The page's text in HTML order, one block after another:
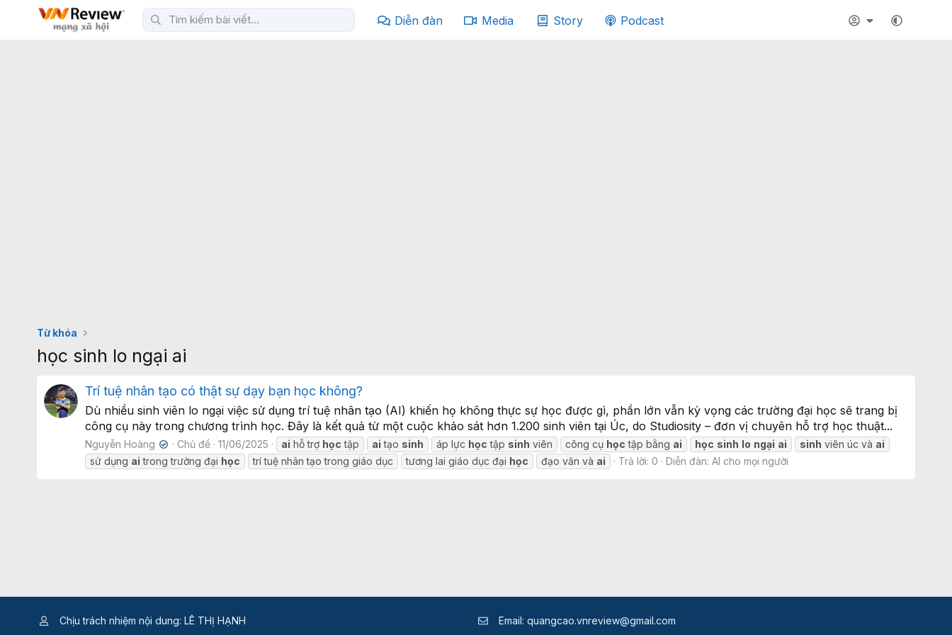
Diễn đàn Media Story Podcast
Từ khóa
học sinh lo ngại ai
Trí tuệ nhân tạo có thật sự dạy bạn học không?
Dù nhiều sinh viên lo ngại việc sử dụng trí tuệ nhân tạo (AI) khiến họ không thực sự học được gì, phần lớn vẫn kỳ vọng các trường đại học sẽ trang bị
công cụ này trong chương trình học. Đây là kết quả từ một cuộc khảo sát hơn 1.200 sinh viên tại Úc, do Studiosity – đơn vị chuyên hỗ trợ học thuật...
Nguyễn Hoàng ✔ Chủ đề 11/06/2025 ai hỗ trợ học tập ai tạo sinh áp lực học tập sinh viên công cụ học tập bằng ai học sinh lo ngại ai sinh viên úc và ai
sử dụng ai trong trường đại học trí tuệ nhân tạo trong giáo dục tương lai giáo dục đại học đạo văn và ai Trả lời: 0 Diễn đàn: AI cho mọi người
Chịu trách nhiệm nội dung: LÊ THỊ HẠNH Email: quangcao.vnreview@gmail.com